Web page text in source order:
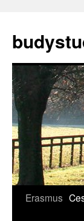
Skip
Erasmus